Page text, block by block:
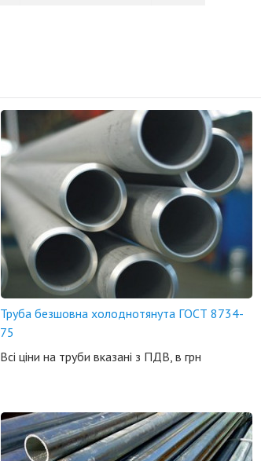
Труба безшовна холоднотянута ГОСТ 8734-
75
Всі ціни на труби вказані з ПДВ, в грн